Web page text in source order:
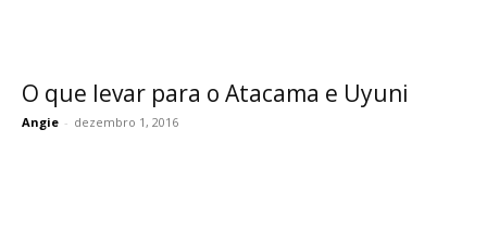
O que levar para o Atacama e Uyuni
Angie - dezembro 1, 2016